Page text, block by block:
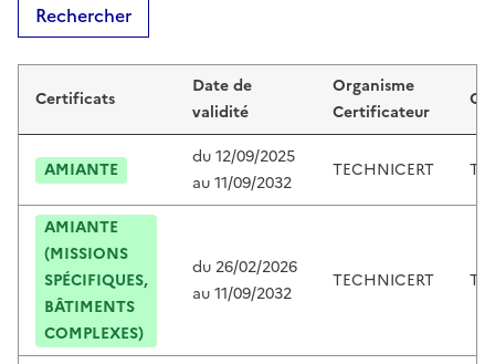
Rechercher
Certificats de kévin vasseur
Certificats
Date de
validité
Organisme
Certificateur
AMIANTE
du12/09/2025
au11/09/2032
TECHNICERT
AMIANTE
(MISSIONS
SPÉCIFIQUES,
BÂTIMENTS
COMPLEXES)
du 26/02/2026
au11/09/2032
TECHNICERT